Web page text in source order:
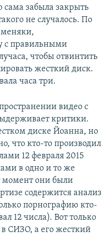
сама забыла закрыть
не случалось. По
с правильными
чтобы отвинтить
жесткий диск.
часа три.
видео с
критики.
диске Йоанна, но
что кто-то производил
12 февраля 2015
в одно и то же
момент они были
содержится анализ
порнографию кто-
12 числа). Вот только
СИЗО, а его жесткий